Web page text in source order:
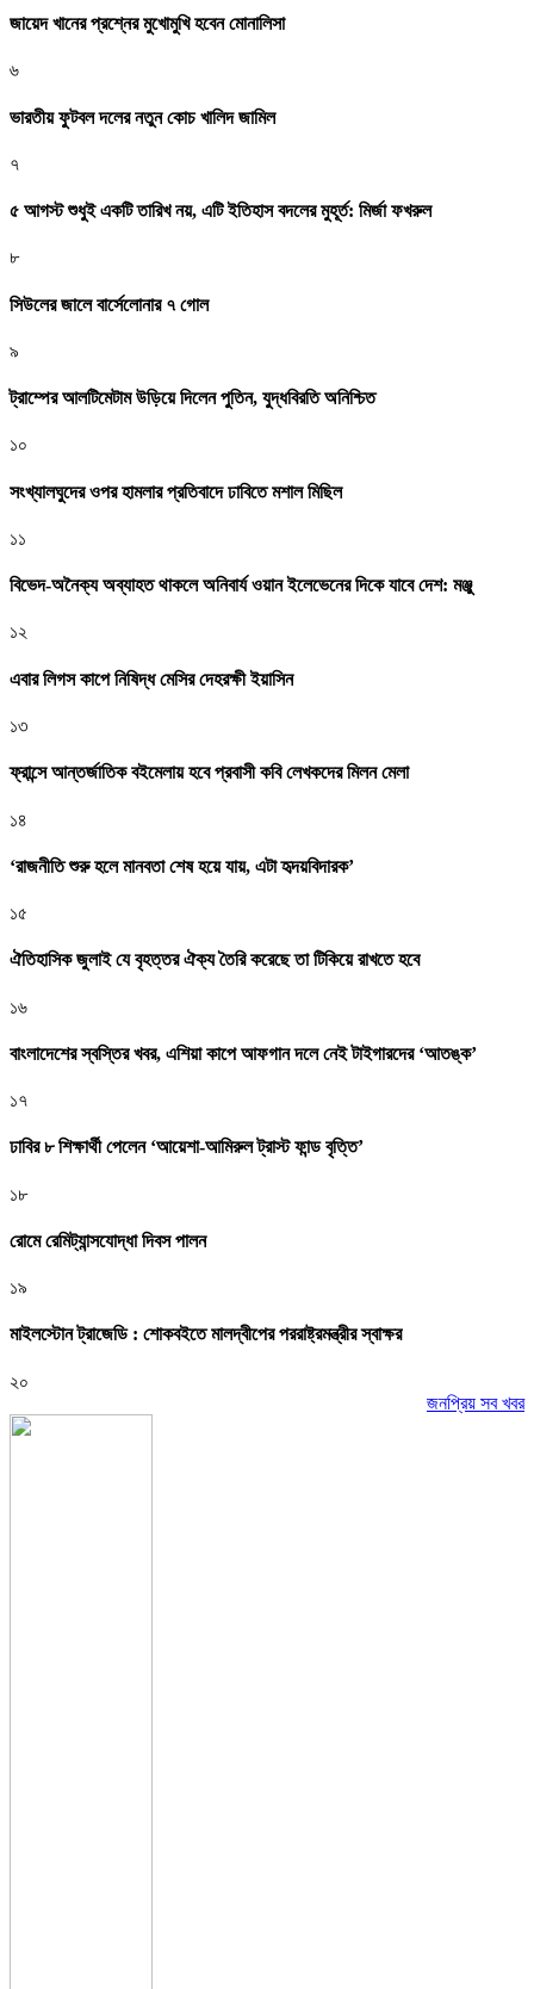
জায়েদ খানের প্রশ্নের মুখোমুখি হবেন মোনালিসা
৬
ভারতীয় ফুটবল দলের নতুন কোচ খালিদ জামিল
৭
৫ আগস্ট শুধুই একটি তারিখ নয়, এটি ইতিহাস বদলের মুহূর্ত: মির্জা ফখরুল
৮
সিউলের জালে বার্সেলোনার ৭ গোল
৯
ট্রাম্পের আলটিমেটাম উড়িয়ে দিলেন পুতিন, যুদ্ধবিরতি অনিশ্চিত
১০
সংখ্যালঘুদের ওপর হামলার প্রতিবাদে ঢাবিতে মশাল মিছিল
১১
বিভেদ-অনৈক্য অব্যাহত থাকলে অনিবার্য ওয়ান ইলেভেনের দিকে যাবে দেশ: মঞ্জু
১২
এবার লিগস কাপে নিষিদ্ধ মেসির দেহরক্ষী ইয়াসিন
১৩
ফ্রান্সে আন্তর্জাতিক বইমেলায় হবে প্রবাসী কবি লেখকদের মিলন মেলা
১৪
‘রাজনীতি শুরু হলে মানবতা শেষ হয়ে যায়, এটা হৃদয়বিদারক’
১৫
ঐতিহাসিক জুলাই যে বৃহত্তর ঐক্য তৈরি করেছে তা টিকিয়ে রাখতে হবে
১৬
বাংলাদেশের স্বস্তির খবর, এশিয়া কাপে আফগান দলে নেই টাইগারদের ‘আতঙ্ক’
১৭
ঢাবির ৮ শিক্ষার্থী পেলেন ‘আয়েশা-আমিরুল ট্রাস্ট ফান্ড বৃত্তি’
১৮
রোমে রেমিট্যান্সযোদ্ধা দিবস পালন
১৯
মাইলস্টোন ট্রাজেডি : শোকবইতে মালদ্বীপের পররাষ্ট্রমন্ত্রীর স্বাক্ষর
২০
জনপ্রিয় সব খবর